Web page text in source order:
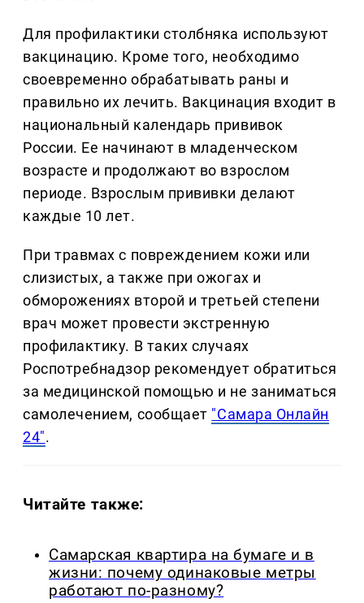
Для профилактики столбняка используют
вакцинацию. Кроме того, необходимо
своевременно обрабатывать раны и
правильно их лечить. Вакцинация входит в
национальный календарь прививок
России. Ее начинают в младенческом
возрасте и продолжают во взрослом
периоде. Взрослым прививки делают
каждые 10 лет.
При травмах с повреждением кожи или
слизистых, а также при ожогах и
обморожениях второй и третьей степени
врач может провести экстренную
профилактику. В таких случаях
Роспотребнадзор рекомендует обратиться
за медицинской помощью и не заниматься
самолечением, сообщает "Самара Онлайн
24".
Читайте также:
Самарская квартира на бумаге и в
жизни: почему одинаковые метры
работают по-разному?